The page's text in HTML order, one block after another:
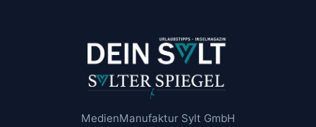
MedienManufaktur Sylt GmbH